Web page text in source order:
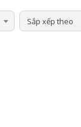
Sắp xếp theo